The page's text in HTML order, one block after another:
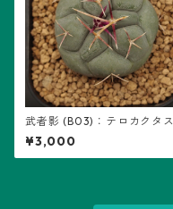
武者影 (B03)：テロカクタス
属 ※実生
¥3,000